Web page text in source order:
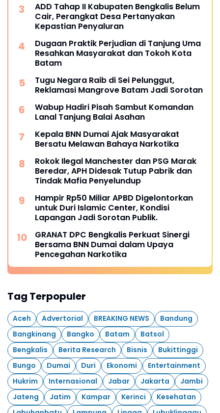
ADD Tahap II Kabupaten Bengkalis Belum
Cair, Perangkat Desa Pertanyakan
Kepastian Penyaluran
Dugaan Praktik Perjudian di Tanjung Uma
Resahkan Masyarakat dan Tokoh Kota
Batam
Tugu Negara Raib di Sei Pelunggut,
Reklamasi Mangrove Batam Jadi Sorotan
Wabup Hadiri Pisah Sambut Komandan
Lanal Tanjung Balai Asahan
Kepala BNN Dumai Ajak Masyarakat
Bersatu Melawan Bahaya Narkotika
Rokok Ilegal Manchester dan PSG Marak
Beredar, APH Didesak Tutup Pabrik dan
Tindak Mafia Penyelundup
Hampir Rp50 Miliar APBD Digelontorkan
untuk Duri Islamic Center, Kondisi
Lapangan Jadi Sorotan Publik.
GRANAT DPC Bengkalis Perkuat Sinergi
Bersama BNN Dumai dalam Upaya
Pencegahan Narkotika
Tag Terpopuler
Aceh Advertorial BREAKING NEWS
Bandung
Bangkinang
Bangko Batam
Batsol
Bengkalis
Berita Research Bisnis
Bukittinggi
Bungo
Dumai Duri Ekonomi
Entertainment
Hukrim
Internasional Jabar Jakarta
Jambi
Jateng
Jatim Kampar Kerinci
Kesehatan